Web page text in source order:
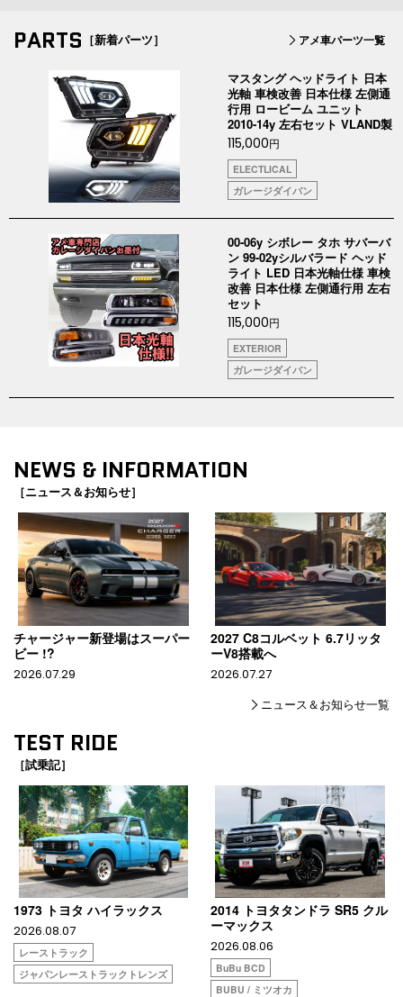
PARTS ［新着パーツ］ アメ車パーツ一覧
マスタング ヘッドライト 日本
光軸 車検改善 日本仕様 左側通
行用 ロービーム ユニット
2010-14y 左右セット VLAND製
115,000円
ELECTLICAL
ガレージダイバン
00-06y シボレー タホ サバーバ
ン 99-02yシルバラード ヘッド
ライト LED 日本光軸仕様 車検
改善 日本仕様 左側通行用 左右
セット
115,000円
EXTERIOR
ガレージダイバン
NEWS & INFORMATION
［ニュース＆お知らせ］
チャージャー新登場はスーパー
ビー !?
2026.07.29
2027 C8コルベット 6.7リッタ
ーV8搭載へ
2026.07.27
ニュース＆お知らせ一覧
TEST RIDE
［試乗記］
1973 トヨタ ハイラックス
2026.08.07
レーストラック
ジャパンレーストラックトレンズ
2014 トヨタタンドラ SR5 クル
ーマックス
2026.08.06
BuBu BCD
BUBU / ミツオカ